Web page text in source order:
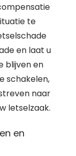
te
en laat u
blijven en
schakelen,
naar
letselzaak.
en